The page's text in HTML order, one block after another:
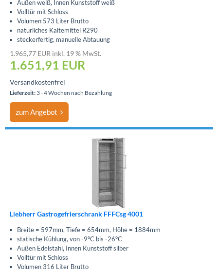
Außen weiß, Innen Kunststoff weiß
Volltür mit Schloss
Volumen 573 Liter Brutto
natürliches Kältemittel R290
steckerfertig, manuelle Abtauung
1.965,77 EUR inkl. 19 % MwSt.
1.651,91 EUR
Versandkostenfrei
Lieferzeit: 3 - 4 Wochen nach Bezahlung
zum Angebot
Liebherr Gastrogefrierschrank FFFCsg 4001
Breite = 597mm, Tiefe = 654mm, Höhe = 1884mm
statische Kühlung, von -9°C bis -26°C
Außen Edelstahl, Innen Kunststoff silber
Volltür mit Schloss
Volumen 316 Liter Brutto